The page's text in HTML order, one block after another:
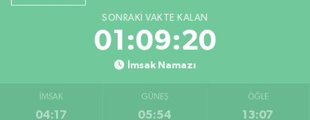
SONRAKI VAKTE KALAN
01:09:20
İmsak Namazı
İMSAK
04:17
GÜNEŞ
05:54
ÖĞLE
13:07